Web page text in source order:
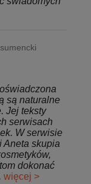
są naturalne
Jej teksty
serwisach
W serwisie
Aneta skupia
dokonać
więcej >